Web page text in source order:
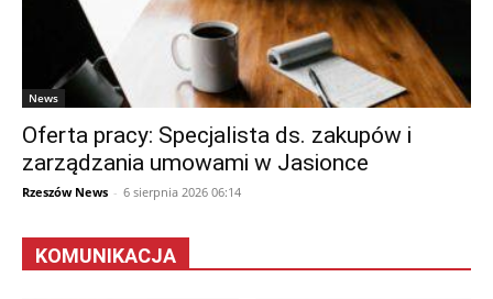
News
Oferta pracy: Specjalista ds. zakupów i
zarządzania umowami w Jasionce
Rzeszów News - 6 sierpnia 2026 06:14
KOMUNIKACJA